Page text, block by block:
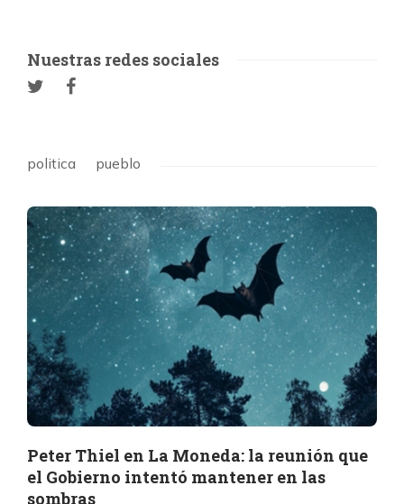
Nuestras redes sociales
politica pueblo
Peter Thiel en La Moneda: la reunión que
el Gobierno intentó mantener en las
sombras